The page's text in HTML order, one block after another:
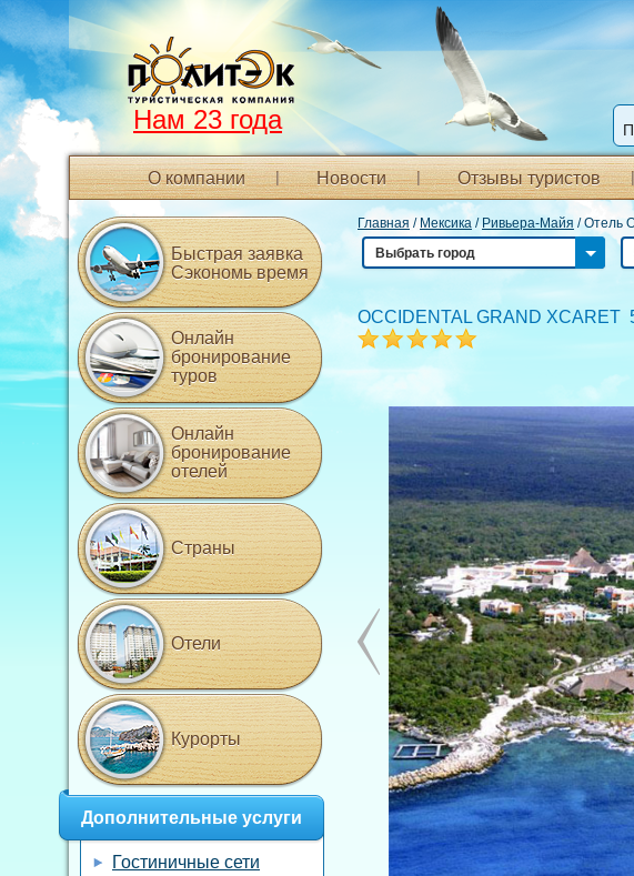
Нам 23 года
О компании Новости Отзывы туристов
Главная / Мексика /Ривьера-Майя /Отель
Выбрать город
OCCIDENTAL GRAND XCARET
Быстрая заявка
Сэкономь время
Онлайн
бронирование
туров
Онлайн
бронирование
отелей
Страны
Отели
Курорты
Дополнительные услуги
Гостиничные сети